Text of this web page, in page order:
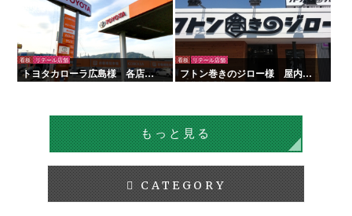
看板 リテール店舗
トヨタカローラ広島様 各店舗
サイン工事
看板 リテール店舗
フトン巻きのジロー様 屋内外
看板・サイン
もっと見る
CATEGORY